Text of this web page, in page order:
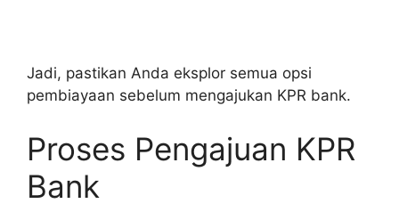
Jadi, pastikan Anda eksplor semua opsi
pembiayaan sebelum mengajukan KPR bank.
Proses Pengajuan KPR
Bank